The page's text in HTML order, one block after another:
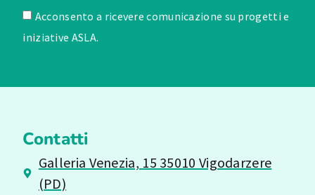
Acconsento a ricevere comunicazione su progetti e
iniziative ASLA.
Contatti
Galleria Venezia, 15 35010 Vigodarzere
(PD)